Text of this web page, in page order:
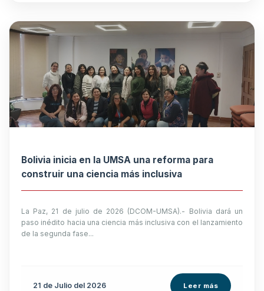
Bolivia inicia en la UMSA una reforma para
construir una ciencia más inclusiva
La Paz, 21 de julio de 2026 (DCOM-UMSA).- Bolivia dará un
paso inédito hacia una ciencia más inclusiva con el lanzamiento
de la segunda fase...
21 de Julio del 2026 Leer más